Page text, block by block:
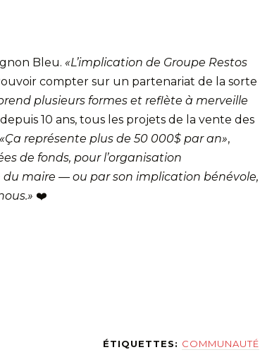
Bleu. «L’implication de Groupe Restos
compter sur un partenariat de la sorte
plusieurs formes et reflète à merveille
10 ans, tous les projets de la vente des
«Ça représente plus de 50 000$ par an»,
de fonds, pour l’organisation
maire — ou par son implication bénévole,
❤️
ÉTIQUETTES: COMMUNAUTÉ